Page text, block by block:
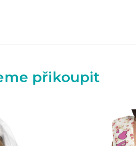
přikoupit